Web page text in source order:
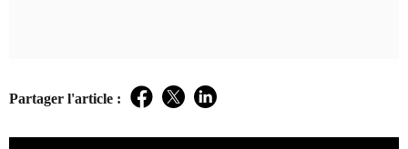
Partager l'article : Facebook
TwitterLinkedIn